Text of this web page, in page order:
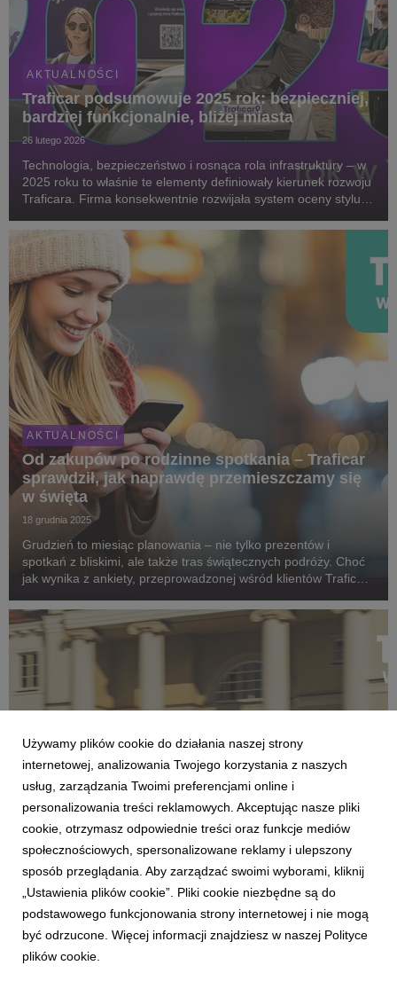
AKTUALNOŚCI
Traficar podsumowuje 2025 rok: bezpieczniej,
bardziej funkcjonalnie, bliżej miasta
26 lutego 2026
Technologia, bezpieczeństwo i rosnąca rola infrastruktury – w
2025 roku to właśnie te elementy definiowały kierunek rozwoju
Traficara. Firma konsekwentnie rozwijała system oceny stylu
dostosowywała usługę do zmi...
AKTUALNOŚCI
Od zakupów po rodzinne spotkania – Traficar
sprawdził, jak naprawdę przemieszczamy się
w święta
18 grudnia 2025
Grudzień to miesiąc planowania – nie tylko prezentów i
spotkań z bliskimi, ale także tras świątecznych podróży. Choć
jak wynika z ankiety, przeprowadzonej wśród klientów Traficara
w domu z rodziną, grudzień wc...
AKTUALNOŚCI
Carsharing w weekend Wszystkich Świętych:
Polacy coraz chętniej planują podróże z
wyprzedzeniem
17 listopada 2025
Dane zebrane przez Traficara w pierwszy weekend listopada,
związany ze Świętem Zmarłych, pokazały, że carsharing stał
się istotnym elementem mobilności Polaków. Użytkownicy
Używamy plików cookie do działania naszej strony
internetowej, analizowania Twojego korzystania z naszych
usług, zarządzania Twoimi preferencjami online i
personalizowania treści reklamowych. Akceptując nasze pliki
cookie, otrzymasz odpowiednie treści oraz funkcje mediów
społecznościowych, spersonalizowane reklamy i ulepszony
sposób przeglądania. Aby zarządzać swoimi wyborami, kliknij
„Ustawienia plików cookie”. Pliki cookie niezbędne są do
podstawowego funkcjonowania strony internetowej i nie mogą
być odrzucone. Więcej informacji znajdziesz w naszej Polityce
plików cookie.